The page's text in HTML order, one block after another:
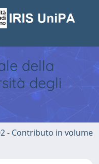
della
degli
- Contributo in volume